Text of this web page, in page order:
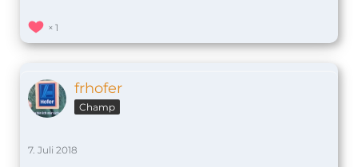
1
frhofer
Champ
7. Juli 2018